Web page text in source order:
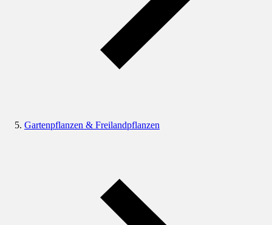
Gartenpflanzen & Freilandpflanzen